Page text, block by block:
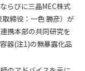
らびに三晶MEC株式
締役：一色 勝彦）が
携本部の共同研究を
器(注1)の無暴露化品